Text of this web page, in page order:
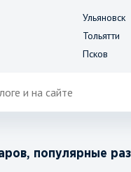
Ульяновск
Тольятти
Псков
популярные